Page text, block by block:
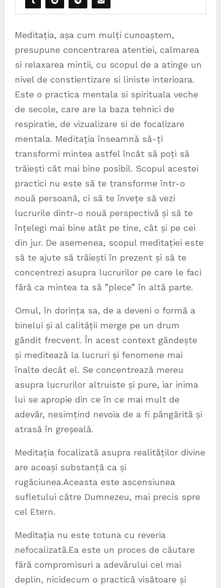
Meditația, așa cum mulți cunoaștem,
presupune concentrarea atentiei, calmarea
si relaxarea mintii, cu scopul de a atinge un
nivel de constientizare si liniste interioara.
Este o practica mentala si spirituala veche
de secole, care are la baza tehnici de
respiratie, de vizualizare si de focalizare
mentala. Meditația înseamnă să-ți
transformi mintea astfel încât să poți să
trăiești cât mai bine posibil. Scopul acestei
practici nu este să te transforme într-o
nouă persoană, ci să te învețe să vezi
lucrurile dintr-o nouă perspectivă și să te
înțelegi mai bine atât pe tine, cât și pe cei
din jur. De asemenea, scopul meditației este
să te ajute să trăiești în prezent și să te
concentrezi asupra lucrurilor pe care le faci
fără ca mintea ta să ”plece” în altă parte.
Omul, în dorința sa, de a deveni o formă a
binelui și al calității merge pe un drum
gândit frecvent. În acest context gândește
și meditează la lucruri și fenomene mai
înalte decât el. Se concentrează mereu
asupra lucrurilor altruiste și pure, iar inima
lui se apropie din ce în ce mai mult de
adevăr, nesimțind nevoia de a fi pângărită și
atrasă în greșeală.
Meditația focalizată asupra realităților divine
are aceași substanță ca și
rugăciunea.Aceasta este ascensiunea
sufletului către Dumnezeu, mai precis spre
cel Etern.
Meditația nu este totuna cu reveria
nefocalizată.Ea este un proces de căutare
fără compromisuri a adevărului cel mai
deplin, nicidecum o practică visătoare și